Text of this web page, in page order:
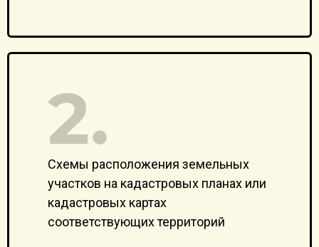
Схемы расположения земельных
участков на кадастровых планах или
кадастровых картах
соответствующих территорий